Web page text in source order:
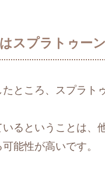
スプラトゥー
ところ、スプラト
るということは、
能性が高いです。